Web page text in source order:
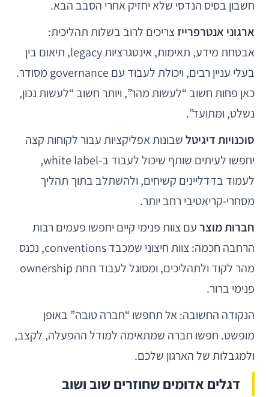
חשבון בסיס הנדסי שלא יחזיק אחרי הסבב הבא.
ארגוני אנטרפרייזצריכים לרוב בשלות תהליכית:
אבטחת מידע, תאימות, אינטגרציות legacy, תיאום בין
בעלי עניין רבים, ויכולת לעבוד עם governance מסודר.
כאן פחות חשוב “לעשות מהר”, ויותר חשוב “לעשות נכון,
נשלט, ומתועד”.
סוכנויות דיגיטלשבונות אפליקציות עבור לקוחות קצה
יחפשו לעיתים שותף שיכול לעבוד ב-white label,
לעמוד בדדליינים קשיחים, ולהשתלב בתוך תהליך
מסחרי-קריאטיבי רחב יותר.
חברות מוצרעם צוות פנימי קיים יחפשו פעמים רבות
הרחבה חכמה: צוות חיצוני שמכבד conventions, נכנס
מהר לקוד ולתהליכים, ומסוגל לעבוד תחת ownership
פנימי ברור.
הנקודה החשובה: אל תחפשו “חברה טובה” באופן
מופשט. חפשו חברה שמתאימה למודל ההפעלה, לקצב,
ולמגבלות של הארגון שלכם.
דגלים אדומים שחוזרים שוב ושוב